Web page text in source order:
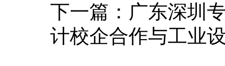
下一篇： 广东深圳
计校企合作与工业